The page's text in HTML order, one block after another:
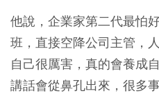
他說，企業家第二代最怕
班，直接空降公司主管，
自己很厲害，真的會養成
講話會從鼻孔出來，很多